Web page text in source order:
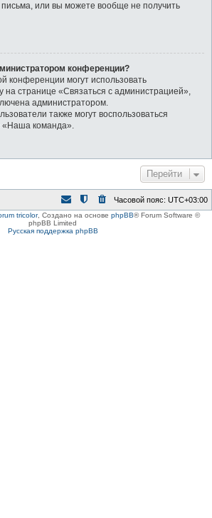
или вы можете вообще не получить
конференции?
конференции могут использовать
странице «Связаться с администрацией»,
администратором.
также могут воспользоваться
«Наша команда».
Перейти
Часовой пояс: UTC+03:00
tricolor, Создано на основе phpBB® Forum Software ©
phpBB Limited
Русская поддержка phpBB